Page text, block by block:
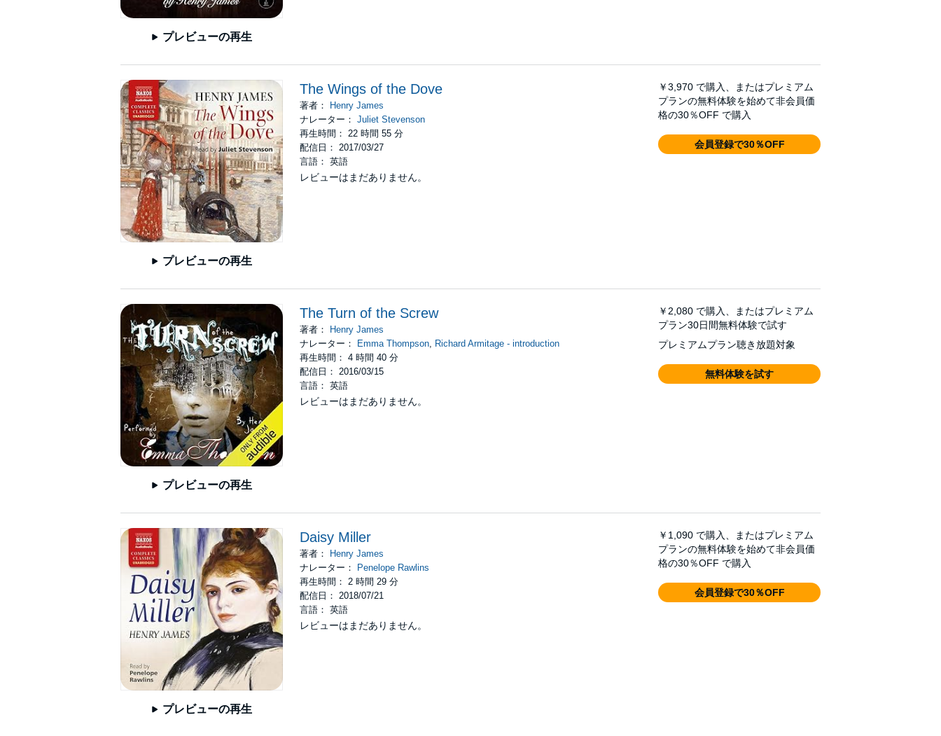
プレビューの再生
プレビューの再生
The Wings of the Dove
著者：
Henry James
ナレーター： Juliet Stevenson
再生時間： 22 時間 55 分
配信日： 2017/03/27
言語： 英語
レビューはまだありません。
￥3,970 で購入、またはプレミアム
プランの無料体験を始めて非会員価
格の30％OFF で購入
会員登録で30％OFF
プレビューの再生
The Turn of the Screw
著者：
Henry James
ナレーター：
Emma Thompson,
Richard Armitage - introduction
再生時間： 4 時間 40 分
配信日： 2016/03/15
言語： 英語
レビューはまだありません。
￥2,080 で購入、またはプレミアム
プラン30日間無料体験で試す
プレミアムプラン聴き放題対象
無料体験を試す
プレビューの再生
Daisy Miller
著者：
Henry James
ナレーター：
Penelope Rawlins
再生時間： 2 時間 29 分
配信日： 2018/07/21
言語： 英語
レビューはまだありません。
￥1,090 で購入、またはプレミアム
プランの無料体験を始めて非会員価
格の30％OFF で購入
会員登録で30％OFF